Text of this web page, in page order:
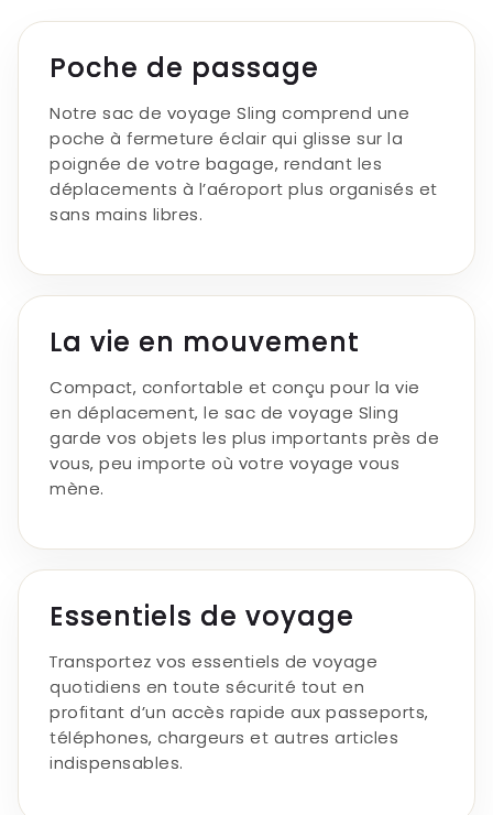
Poche de passage
Notre sac de voyage Sling comprend une
poche à fermeture éclair qui glisse sur la
poignée de votre bagage, rendant les
déplacements à l’aéroport plus organisés et
sans mains libres.
La vie en mouvement
Compact, confortable et conçu pour la vie
en déplacement, le sac de voyage Sling
garde vos objets les plus importants près de
vous, peu importe où votre voyage vous
mène.
Essentiels de voyage
Transportez vos essentiels de voyage
quotidiens en toute sécurité tout en
profitant d’un accès rapide aux passeports,
téléphones, chargeurs et autres articles
indispensables.